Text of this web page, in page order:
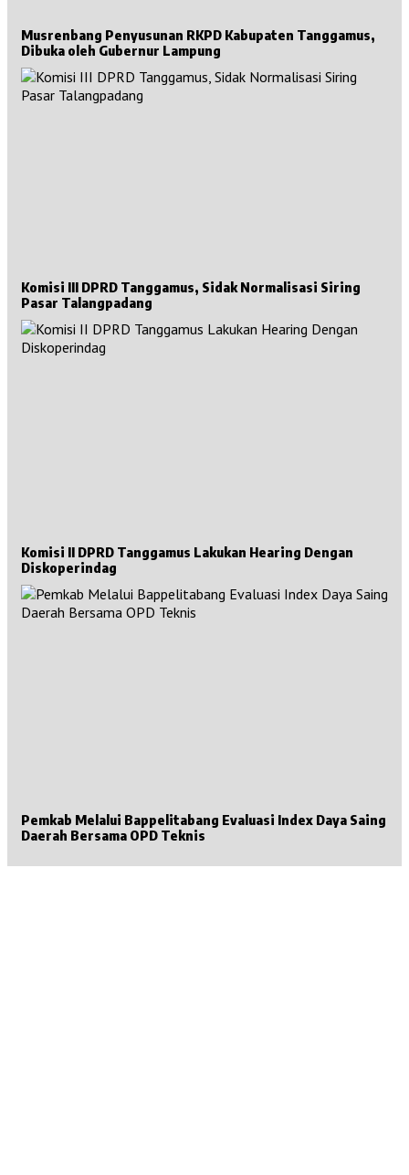
Musrenbang Penyusunan RKPD Kabupaten Tanggamus,
Dibuka oleh Gubernur Lampung
Komisi III DPRD Tanggamus, Sidak Normalisasi Siring
Pasar Talangpadang
Komisi II DPRD Tanggamus Lakukan Hearing Dengan
Diskoperindag
Pemkab Melalui Bappelitabang Evaluasi Index Daya Saing
Daerah Bersama OPD Teknis